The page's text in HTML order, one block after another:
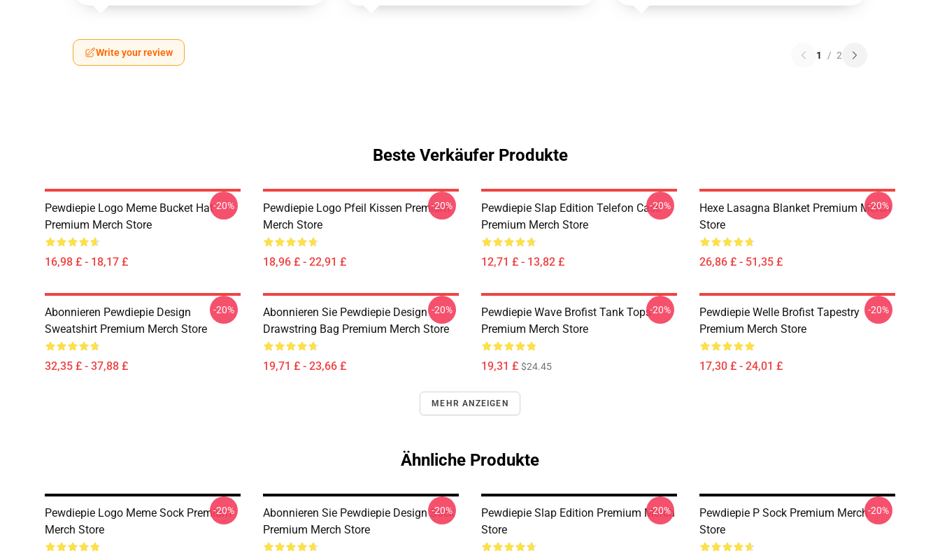
Write your review 1 / 2
Beste Verkäufer Produkte
Pewdiepie Logo Meme Bucket Hat
Premium Merch Store
16,98 £ - 18,17 £
-20%
Pewdiepie Logo Pfeil Kissen Premium
Merch Store
18,96 £ - 22,91 £
-20%
Pewdiepie Slap Edition Telefon Case
Premium Merch Store
12,71 £ - 13,82 £
-20%
Hexe Lasagna Blanket Premium Merch
Store
26,86 £ - 51,35 £
-20%
Abonnieren Pewdiepie Design
Sweatshirt Premium Merch Store
32,35 £ - 37,88 £
-20%
Abonnieren Sie Pewdiepie Design
Drawstring Bag Premium Merch Store
19,71 £ - 23,66 £
-20%
Pewdiepie Wave Brofist Tank Tops
Premium Merch Store
19,31 £ $24.45
-20%
Pewdiepie Welle Brofist Tapestry
Premium Merch Store
17,30 £ - 24,01 £
-20%
MEHR ANZEIGEN
Ähnliche Produkte
Pewdiepie Logo Meme Sock Premium
Merch Store
-20%
Abonnieren Sie Pewdiepie Design Sock
Premium Merch Store
-20%
Pewdiepie Slap Edition Premium Merch
Store
-20%
Pewdiepie P Sock Premium Merch
Store
-20%